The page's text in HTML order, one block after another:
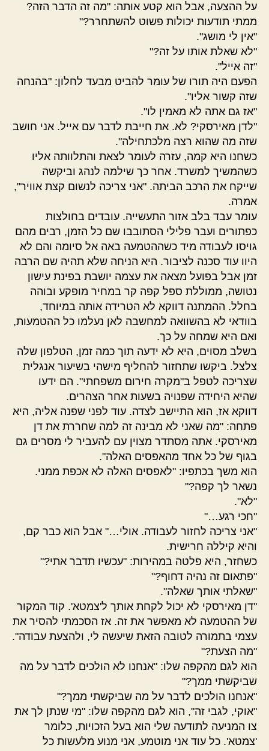
על ההצעה, אבל הוא קטע אותה: "מה זה הדבר הזה?
ממתי תודעות יכולות פשוט להשתחרר?"
"אין לי מושג".
"לא שאלת אותו על זה?"
"זה אייל".
הפעם היה תורו של עומר להביט מבעד לחלון: "בהנחה
שזה קשור אליו".
"אז גם אתה לא מאמין לו".
"לדן מאירסקי? לא. את חייבת לדבר עם אייל. אני חושב
שזה מה שהוא רצה מלכתחילה".
כשחנו היא קמה, עזרה לעומר לצאת והתלוותה אליו
כשהמשיך למשרד. אחר כך שילמה לנהג וביקשה
שייקח את הרכב הביתה. "אני צריכה לנשום קצת אוויר",
אמרה.
עומר עבד בלב אזור התעשייה. עובדים בחולצות
כפתורים ועבר פלילי הסתובבו שם כל הזמן, רבים מהם
גויסו לעבודה מיד כשההטמעה באה אל סיומה והם לא
היוו עוד סכנה לציבור. היא הניחה שלא תהיה שם הרבה
זמן אבל בפועל מצאה את עצמה יושבת בפינת עישון
נטושה, ממוללת ספל קפה קר במחיר מופקע ובוהה
בחלל. ההמתנה דווקא לא הטרידה אותה במיוחד,
בוודאי לא בהשוואה למחשבה לאן נעלמו כל ההטמעות,
ואם היא שמחה על כך.
בשלב מסוים, היא לא ידעה תוך כמה זמן, הטלפון שלה
צלצל. ביקשו שתחזור להחליף מישהי בשיעור אנגלית
שצריכה לטפל ב"מקרה חירום משפחתי". הם ידעו
שהיא היחידה שפנויה בשעות אחר הצהרים.
דווקא אז, הוא התיישב לצדה. עוד לפני שפנה אליה, היא
פתחה: "מה שאני לא מבינה זה למה שחררת את דן
מאירסקי. אתה מסתדר מצוין עם להעביר לי מסרים גם
בגוף של כל אחד מהאפסים האלה".
הוא משך בכתפיו: "לאפסים האלה לא אכפת ממני.
נשאר לך קפה?"
"לא".
"חכי רגע…"
"אני צריכה לחזור לעבודה. אולי…" אבל הוא כבר קם,
והיא קיללה חרישית.
כשחזר, היא פלטה במהירות: "עכשיו תדבר אתי?"
"פתאום זה נהיה דחוף?"
"שאלתי אותך שאלה".
"דן מאירסקי לא יכול לקחת אותך ל'צמטא'. קוד המקור
של ההטמעה לא מאפשר את זה. אז הסכמתי להסיר את
עצמי בתמורה לטובה הזאת שיעשה לי, ולהצעת עבודה".
"מה הצעת?"
הוא לגם מהקפה שלו: "אנחנו לא הולכים לדבר על מה
שביקשתי ממך?"
"אנחנו הולכים לדבר על מה שביקשתי ממך?"
"אוקי, לגבי זה", הוא לגם מהקפה שלו: "מי שנתן לך את
צו המניעה לתודעה שלי הוא בעל הזכויות, כלומר
'צמטא'. כל עוד אני מוטמע, אני מנוע מלעשות כל